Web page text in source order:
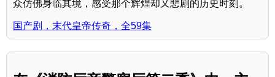
众仿佛身临其境，感受那个辉煌却又悲剧的历史时刻。
国产剧，末代皇帝传奇，全59集